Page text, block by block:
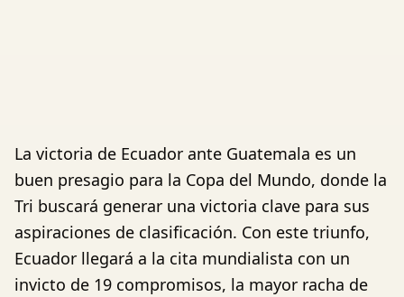
La victoria de Ecuador ante Guatemala es un
buen presagio para la Copa del Mundo, donde la
Tri buscará generar una victoria clave para sus
aspiraciones de clasificación. Con este triunfo,
Ecuador llegará a la cita mundialista con un
invicto de 19 compromisos, la mayor racha de